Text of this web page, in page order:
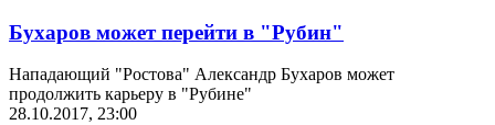
Бухаров может перейти в "Рубин"
Нападающий "Ростова" Александр Бухаров может
продолжить карьеру в "Рубине"
28.10.2017, 23:00